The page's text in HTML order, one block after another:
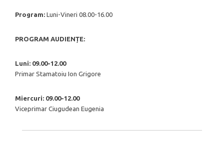
Program: Luni-Vineri 08.00-16.00
PROGRAM AUDIENȚE:
Luni: 09.00-12.00
Primar Stamatoiu Ion Grigore
Miercuri: 09.00-12.00
Viceprimar Ciugudean Eugenia